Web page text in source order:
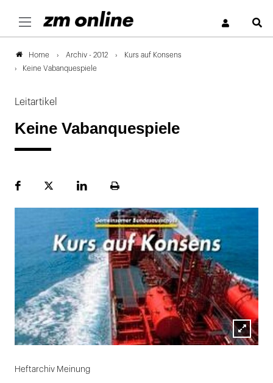
Home Archiv - 2012
Kurs auf Konsens
Keine Vabanquespiele
Leitartikel
Keine Vabanquespiele
FacebookPlattformLinekdInSeite
Lightbox
Heftarchiv Meinung